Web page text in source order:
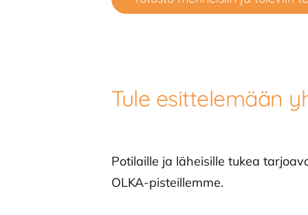
Tule esittelemään
Potilaille ja läheisille tukea
OLKA-pisteillemme.